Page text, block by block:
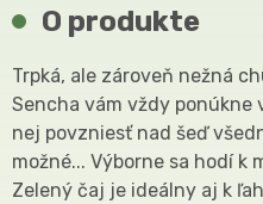
O produkte
Trpká, ale zároveň nežná
Sencha vám vždy ponúkne
nej povzniesť nad šeď
možné... Výborne sa hodí k
Zelený čaj je ideálny aj k